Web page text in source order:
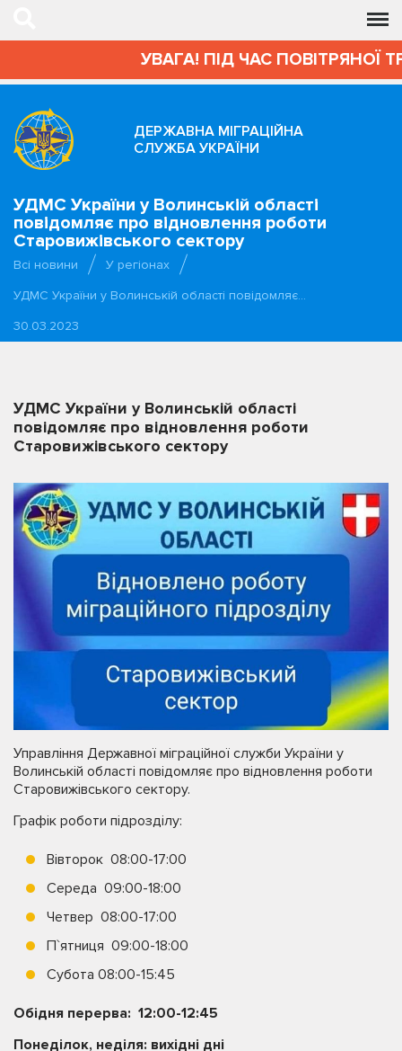
УВАГА! ПІД ЧАС ПОВІТРЯНОЇ
ДЕРЖАВНА МІГРАЦІЙНА
СЛУЖБА УКРАЇНИ
УДМС України у Волинській області
повідомляє про відновлення роботи
Старовижівського сектору
Всі новини
У регіонах
УДМС України у Волинській області повідомляє…
30.03.2023
УДМС України у Волинській області
повідомляє про відновлення роботи
Старовижівського сектору
Управління Державної міграційної служби України у
Волинській області повідомляє про відновлення роботи
Старовижівського сектору.
Графік роботи підрозділу:
Вівторок 08:00-17:00
Середа 09:00-18:00
Четвер 08:00-17:00
П`ятниця 09:00-18:00
Субота 08:00-15:45
Обідня перерва: 12:00-12:45
Понеділок, неділя: вихідні дні